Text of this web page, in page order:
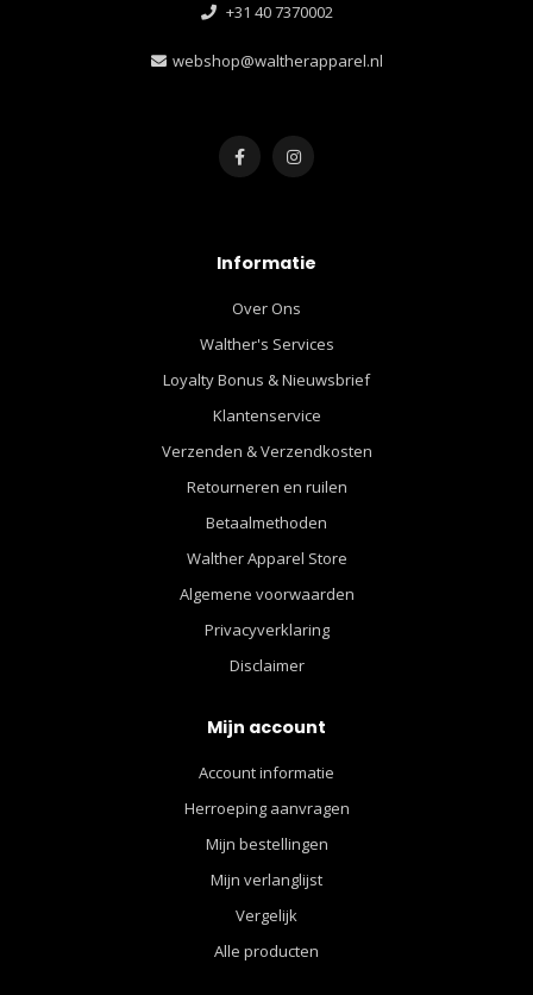
+31 40 7370002
webshop@waltherapparel.nl
Informatie
Over Ons
Walther's Services
Loyalty Bonus & Nieuwsbrief
Klantenservice
Verzenden & Verzendkosten
Retourneren en ruilen
Betaalmethoden
Walther Apparel Store
Algemene voorwaarden
Privacyverklaring
Disclaimer
Mijn account
Account informatie
Herroeping aanvragen
Mijn bestellingen
Mijn verlanglijst
Vergelijk
Alle producten